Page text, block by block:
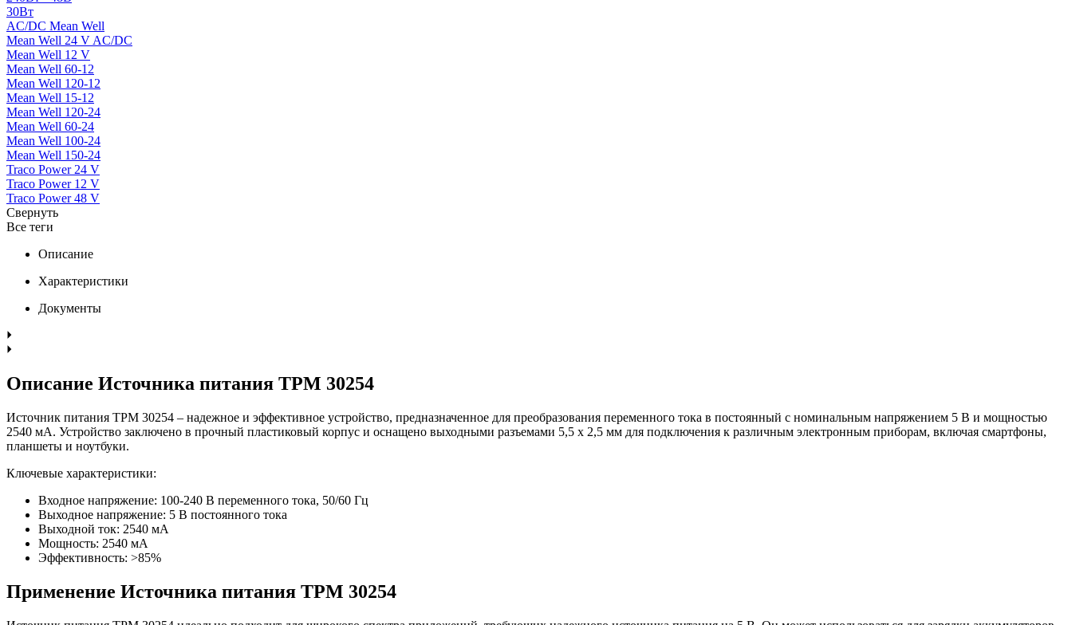
30Вт
AC/DC Mean Well
Mean Well 24 V AC/DC
Mean Well 12 V
Mean Well 60-12
Mean Well 120-12
Mean Well 15-12
Mean Well 120-24
Mean Well 60-24
Mean Well 100-24
Mean Well 150-24
Traco Power 24 V
Traco Power 12 V
Traco Power 48 V
Свернуть
Все теги
Описание
Характеристики
Документы
Описание Источника питания TPM 30254
Источник питания TPM 30254 – надежное и эффективное устройство, предназначенное для преобразования переменного тока в постоянный с номинальным напряжением 5 В и мощностью
2540 мА. Устройство заключено в прочный пластиковый корпус и оснащено выходными разъемами 5,5 x 2,5 мм для подключения к различным электронным приборам, включая смартфоны,
планшеты и ноутбуки.
Ключевые характеристики:
Входное напряжение: 100-240 В переменного тока, 50/60 Гц
Выходное напряжение: 5 В постоянного тока
Выходной ток: 2540 мА
Мощность: 2540 мА
Эффективность: >85%
Применение Источника питания TPM 30254